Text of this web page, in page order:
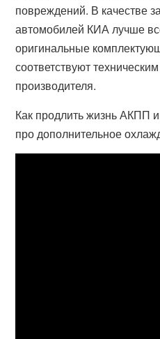
повреждений. В качестве
автомобилей КИА лучше
оригинальные
соответствуют
производителя.
Как продлить жизнь АКПП
про дополнительное